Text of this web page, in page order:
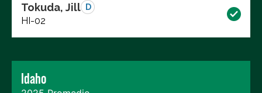
Tokuda, Jill D
HI-02
Idaho